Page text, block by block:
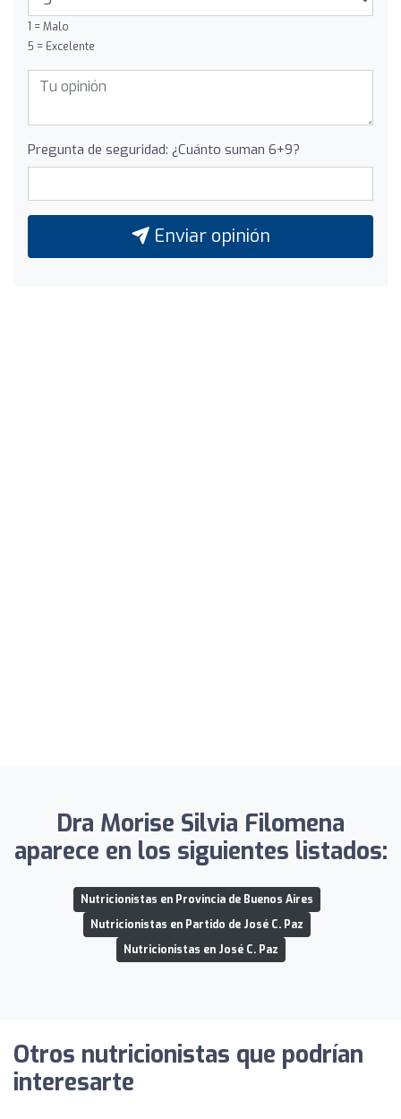
1 = Malo
5 = Excelente
Pregunta de seguridad: ¿Cuánto suman 6+9?
Enviar opinión
Dra Morise Silvia Filomena
aparece en los siguientes listados:
Nutricionistas en Provincia de Buenos Aires
Nutricionistas en Partido de José C. Paz
Nutricionistas en José C. Paz
Otros nutricionistas que podrían
interesarte